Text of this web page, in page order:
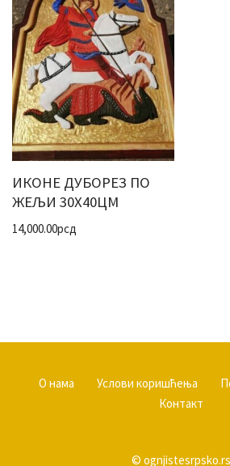
ИКОНЕ ДУБОРЕЗ ПО
ЖЕЉИ 30Х40ЦМ
14,000.00рсд
О нама Услови коришћења
Контакт
© ognjistesrpsko.rs